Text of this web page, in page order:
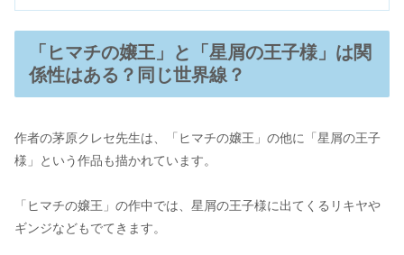
「ヒマチの嬢王」と「星屑の王子様」は関
係性はある？同じ世界線？
作者の茅原クレセ先生は、「ヒマチの嬢王」の他に「星屑の王子
様」という作品も描かれています。
「ヒマチの嬢王」の作中では、星屑の王子様に出てくるリキヤや
ギンジなどもでてきます。